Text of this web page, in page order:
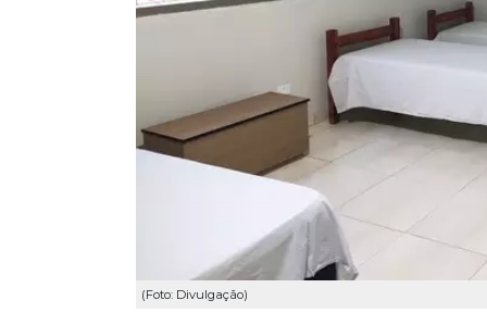
(Foto: Divulgação)